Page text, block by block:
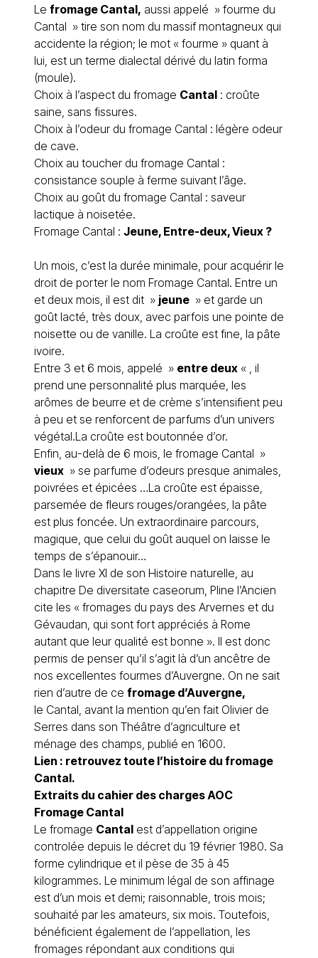
Le fromage Cantal, aussi appelé » fourme du
Cantal » tire son nom du massif montagneux qui
accidente la région; le mot « fourme » quant à
lui, est un terme dialectal dérivé du latin forma
(moule).
Choix à l’aspect du fromage Cantal : croûte
saine, sans fissures.
Choix à l’odeur du fromage Cantal : légère odeur
de cave.
Choix au toucher du fromage Cantal :
consistance souple à ferme suivant l’âge.
Choix au goût du fromage Cantal : saveur
lactique à noisetée.
Fromage Cantal : Jeune, Entre-deux, Vieux ?
Un mois, c’est la durée minimale, pour acquérir le
droit de porter le nom Fromage Cantal. Entre un
et deux mois, il est dit » jeune » et garde un
goût lacté, très doux, avec parfois une pointe de
noisette ou de vanille. La croûte est fine, la pâte
ivoire.
Entre 3 et 6 mois, appelé » entre deux « , il
prend une personnalité plus marquée, les
arômes de beurre et de crème s’intensifient peu
à peu et se renforcent de parfums d’un univers
végétal.La croûte est boutonnée d’or.
Enfin, au-delà de 6 mois, le fromage Cantal »
vieux » se parfume d’odeurs presque animales,
poivrées et épicées …La croûte est épaisse,
parsemée de fleurs rouges/orangées, la pâte
est plus foncée. Un extraordinaire parcours,
magique, que celui du goût auquel on laisse le
temps de s’épanouir…
Dans le livre XI de son Histoire naturelle, au
chapitre De diversitate caseorum, Pline l’Ancien
cite les « fromages du pays des Arvernes et du
Gévaudan, qui sont fort appréciés à Rome
autant que leur qualité est bonne ». Il est donc
permis de penser qu’il s’agit là d’un ancêtre de
nos excellentes fourmes d’Auvergne. On ne sait
rien d’autre de ce fromage d’Auvergne,
le Cantal, avant la mention qu’en fait Olivier de
Serres dans son Théâtre d’agriculture et
ménage des champs, publié en 1600.
Lien : retrouvez toute l’histoire du fromage
Cantal.
Extraits du cahier des charges AOC
Fromage Cantal
Le fromage Cantal est d’appellation origine
controlée depuis le décret du 19 février 1980. Sa
forme cylindrique et il pèse de 35 à 45
kilogrammes. Le minimum légal de son affinage
est d’un mois et demi; raisonnable, trois mois;
souhaité par les amateurs, six mois. Toutefois,
bénéficient également de l’appellation, les
fromages répondant aux conditions qui